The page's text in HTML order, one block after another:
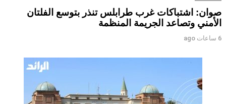
صوان: اشتباكات غرب طرابلس تنذر بتوسع الفلتان
الأمني وتصاعد الجريمة المنظمة
6 ساعات ago